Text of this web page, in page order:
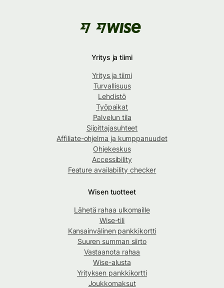
Yritys ja tiimi
Yritys ja tiimi
Turvallisuus
Lehdistö
Työpaikat
Palvelun tila
Sijoittajasuhteet
Affiliate-ohjelma ja kumppanuudet
Ohjekeskus
Accessibility
Feature availability checker
Wisen tuotteet
Lähetä rahaa ulkomaille
Wise-tili
Kansainvälinen pankkikortti
Suuren summan siirto
Vastaanota rahaa
Wise-alusta
Yrityksen pankkikortti
Joukkomaksut